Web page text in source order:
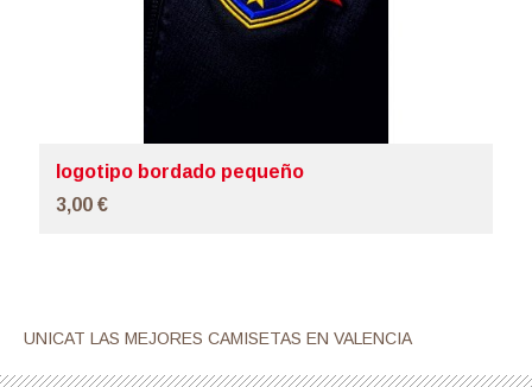
logotipo bordado pequeño
3,00 €
UNICAT LAS MEJORES CAMISETAS EN VALENCIA